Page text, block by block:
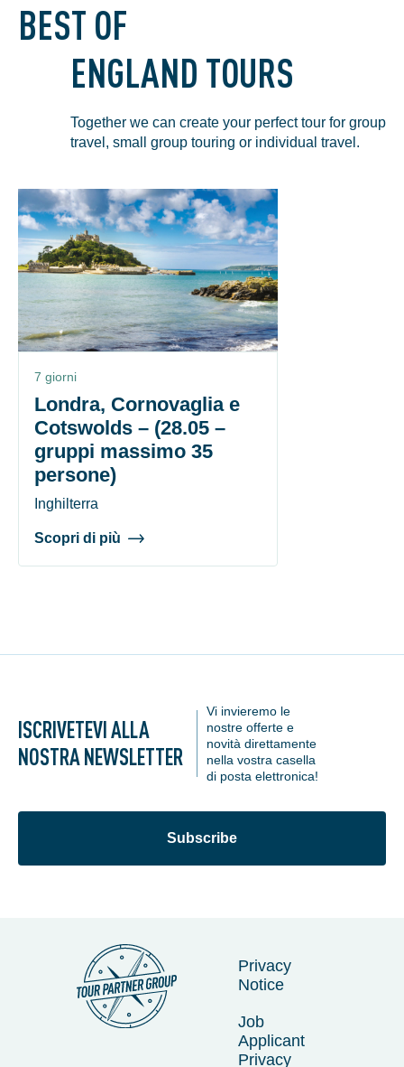
BEST OF
ENGLAND TOURS
Together we can create your perfect tour for group
travel, small group touring or individual travel.
7 giorni
Londra, Cornovaglia e
Cotswolds – (28.05 –
gruppi massimo 35
persone)
Inghilterra
Scopri di più
ISCRIVETEVI ALLA
NOSTRA NEWSLETTER
Vi invieremo le
nostre offerte e
novità direttamente
nella vostra casella
di posta elettronica!
Subscribe
Privacy
Notice
Job
Applicant
Privacy